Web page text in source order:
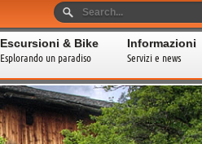
Escursioni & Bike
Esplorando un paradiso
Informazioni
Servizi e news